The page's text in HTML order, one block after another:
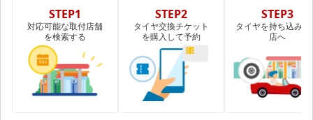
STEP1
対応可能な取付店舗
を検索する
STEP2
タイヤ交換チケット
を購入して予約
STEP3
タイヤを持ち込み取
店へ